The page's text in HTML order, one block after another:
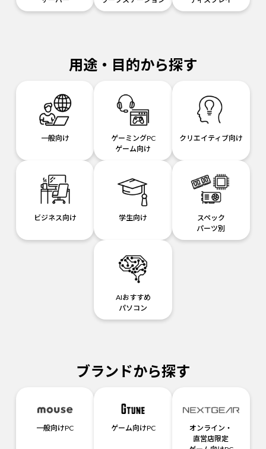
用途・目的から探す
一般向け
ゲーミングPC
ゲーム向け
クリエイティブ向け
ビジネス向け 学生向け
スペック
パーツ別
AIおすすめ
パソコン
ブランドから探す
一般向けPC ゲーム向けPC
オンライン・
直営店限定